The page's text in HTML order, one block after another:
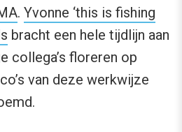
. Yvonne ‘this is fishing
bracht een hele tijdlijn aan
collega’s floreren op
van deze werkwijze